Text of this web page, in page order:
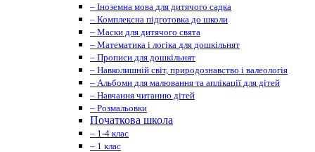
– Іноземна мова для дитячого садка
– Комплексна підготовка до школи
– Маски для дитячого свята
– Математика і логіка для дошкільнят
– Прописи для дошкільнят
– Навколишній світ, природознавство і валеологія
– Альбоми для малювання та аплікації для дітей
– Навчання читанню дітей
– Розмальовки
Початкова школа
– 1-4 клас
– 1 клас